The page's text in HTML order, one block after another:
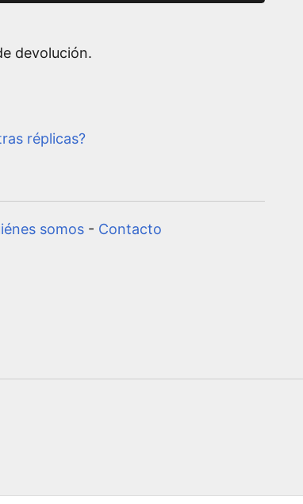
devolución.
réplicas?
somos - Contacto